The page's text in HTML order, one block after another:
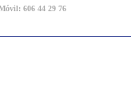
606 44 29 76